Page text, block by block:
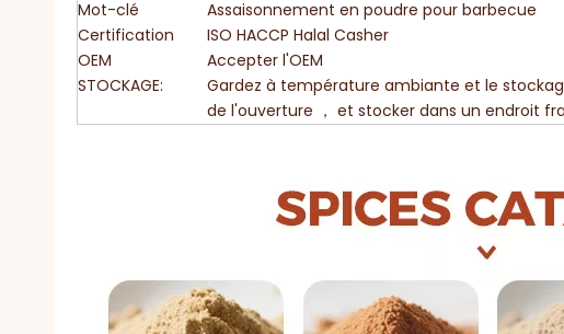
Mot-clé
Assaisonnement en poudre pour barbecue
Certification
ISO HACCP Halal Casher
OEM
Accepter l'OEM
STOCKAGE:
Gardez à température ambiante et le
de l'ouverture ， et stocker dans un endroit